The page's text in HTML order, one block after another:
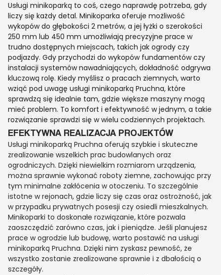
Usługi minikoparką to coś, czego naprawdę potrzeba, gdy
liczy się każdy detal. Minikoparka oferuje możliwość
wykopów do głębokości 2 metrów, a jej łyżki o szerokości
250 mm lub 450 mm umożliwiają precyzyjne prace w
trudno dostępnych miejscach, takich jak ogrody czy
podjazdy. Gdy przychodzi do wykopów fundamentów czy
instalacji systemów nawadniających, dokładność odgrywa
kluczową rolę. Kiedy myślisz o pracach ziemnych, warto
wziąć pod uwagę usługi minikoparką Pruchna, które
sprawdzą się idealnie tam, gdzie większe maszyny mogą
mieć problem. To komfort i efektywność w jednym, a takie
rozwiązanie sprawdzi się w wielu codziennych projektach.
EFEKTYWNA REALIZACJA PROJEKTÓW
Usługi minikoparką Pruchna oferują szybkie i skuteczne
zrealizowanie wszelkich prac budowlanych oraz
ogrodniczych. Dzięki niewielkim rozmiarom urządzenia,
można sprawnie wykonać roboty ziemne, zachowując przy
tym minimalne zakłócenia w otoczeniu. To szczególnie
istotne w rejonach, gdzie liczy się czas oraz ostrożność, jak
w przypadku prywatnych posesji czy osiedli mieszkalnych.
Minikoparki to doskonałe rozwiązanie, które pozwala
zaoszczędzić zarówno czas, jak i pieniądze. Jeśli planujesz
prace w ogrodzie lub budowę, warto postawić na usługi
minikoparką Pruchna. Dzięki nim zyskasz pewność, że
wszystko zostanie zrealizowane sprawnie i z dbałością o
szczegóły.